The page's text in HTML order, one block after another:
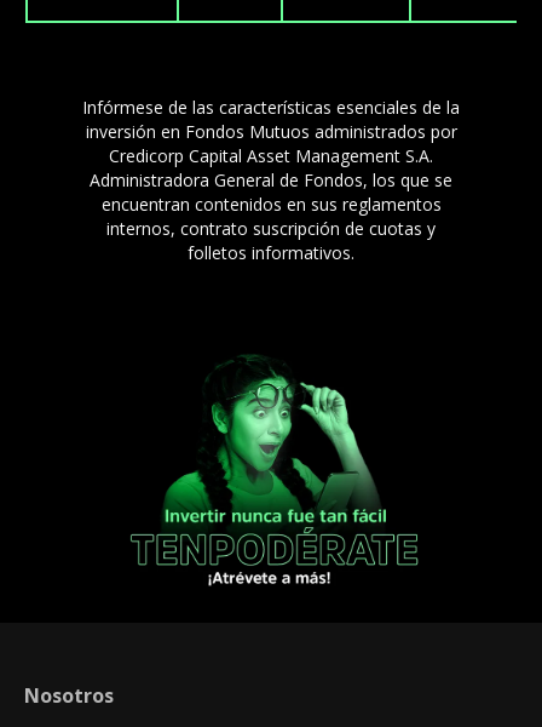
Infórmese de las características esenciales de la
inversión en Fondos Mutuos administrados por
Credicorp Capital Asset Management S.A.
Administradora General de Fondos, los que se
encuentran contenidos en sus reglamentos
internos, contrato suscripción de cuotas y
folletos informativos.
Nosotros